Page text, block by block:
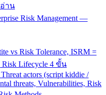
อ่าน
Risk Management —
vs Risk Tolerance, ISRM =
Risk Lifecycle 4 ขั้น
actors (script kiddie /
threats, Vulnerabilities, Risk